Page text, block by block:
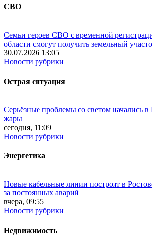
СВО
Семьи героев СВО с временной
области смогут получить земельный
30.07.2026 13:05
Новости рубрики
Острая ситуация
Серьёзные проблемы со светом начались в
жары
сегодня, 11:09
Новости рубрики
Энергетика
Новые кабельные линии построят в
за постоянных аварий
вчера, 09:55
Новости рубрики
Недвижимость